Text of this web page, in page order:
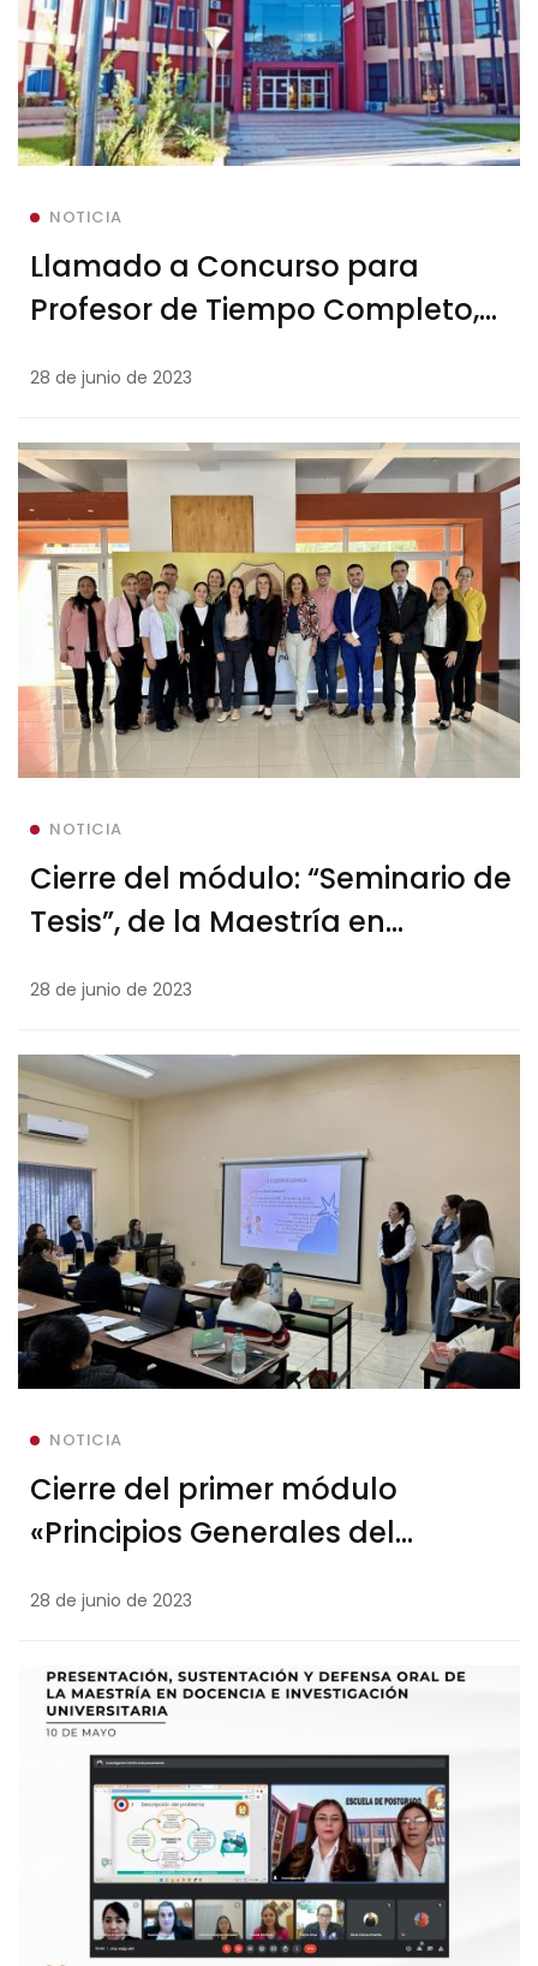
NOTICIA
Llamado a Concurso para
Profesor de Tiempo Completo,
28 de junio de 2023
NOTICIA
Cierre del módulo: “Seminario de
Tesis”, de la Maestría en
Universitaria
28 de junio de 2023
NOTICIA
Cierre del primer módulo
«Principios Generales del
Adolescencia» del Programa
Maestría en Atención Integral de
la Niñez y la Adolescencia de la
Universidad Nacional de Itapúa
28 de junio de 2023